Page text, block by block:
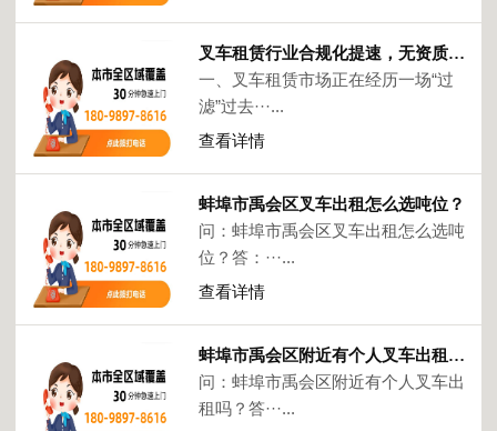
叉车租赁行业合规化提速，无资质散户出租加速退出市场
一、叉车租赁市场正在经历一场“过
滤”过去···...
查看详情
蚌埠市禹会区叉车出租怎么选吨位？
问：蚌埠市禹会区叉车出租怎么选吨
位？答：···...
查看详情
蚌埠市禹会区附近有个人叉车出租吗？
问：蚌埠市禹会区附近有个人叉车出
租吗？答···...